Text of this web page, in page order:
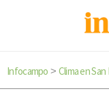
Infocampo > Clima en San